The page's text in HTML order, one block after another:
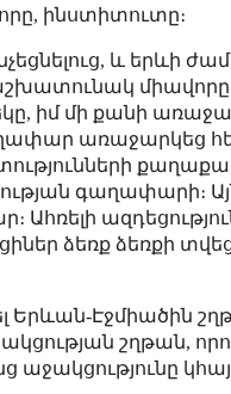
ինստիտուտը։
և երևի
միավորը
իմ մի քանի
առաջարկեց
գաղափարի։
Ահռելի
ձեռք ձեռքի
Երևան-Էջմիածին
շղթան,